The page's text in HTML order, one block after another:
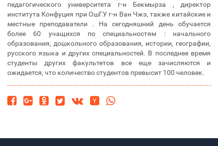
педагогического университета г-н Бекмырза , директор
института Конфуция при ОшГУ г-н Ван Чжэ, также китайские и
местные преподаватели . На сегодняшний день обучается
более 60 учащихся по специальностям : начального
образования, дошкольного образования, истории, географии,
русского языка и других специальностей. В последнее время
студенты других факультетов все еще зачисляются и
ожидается, что количество студентов превысит 100 человек.